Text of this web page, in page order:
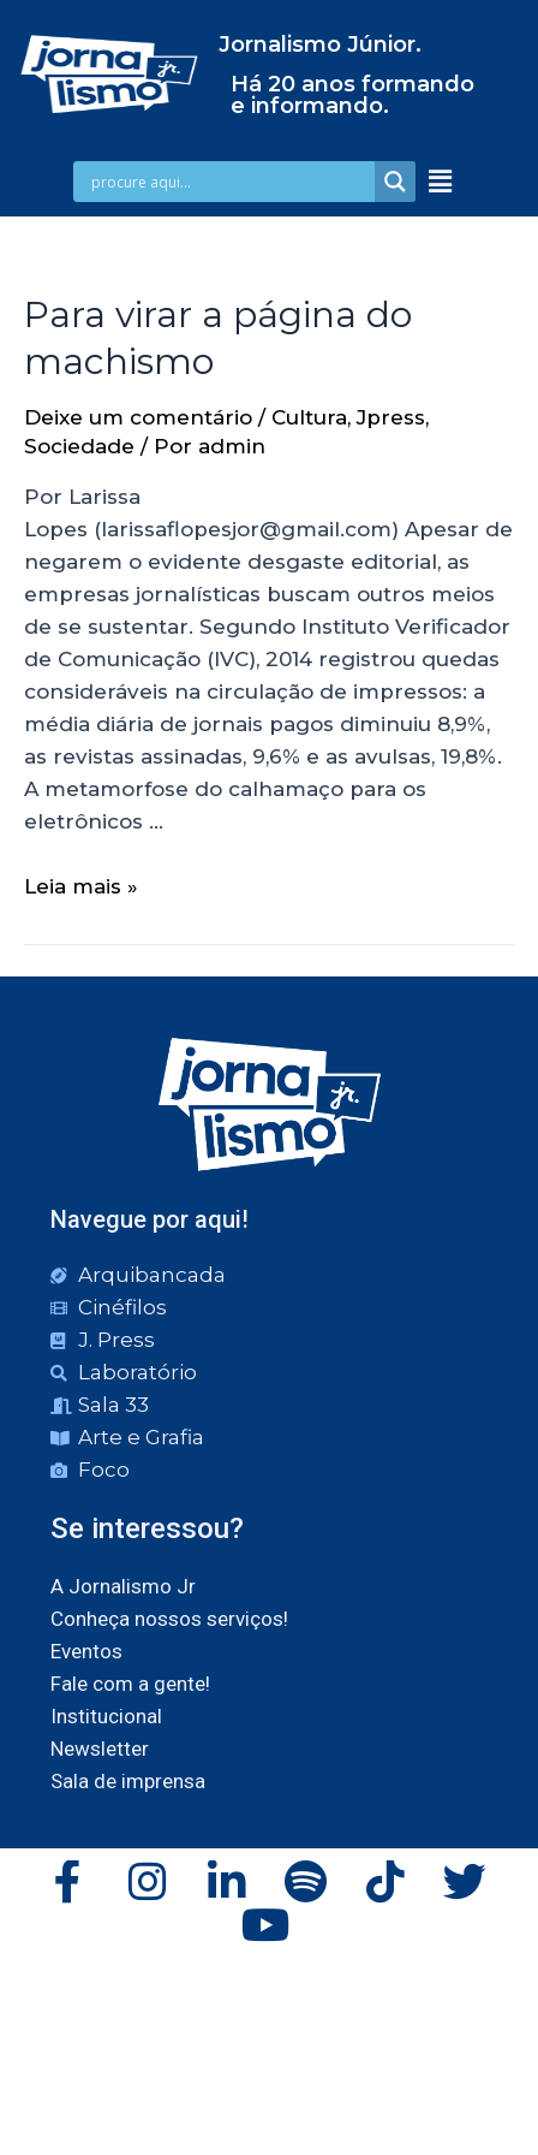
Jornalismo Júnior.
Há 20 anos formando
e informando.
Para virar a página do
machismo
Deixe um comentário / Cultura,Jpress,
Sociedade / Por admin
Por Larissa
Lopes (larissaflopesjor@gmail.com) Apesar de
negarem o evidente desgaste editorial, as
empresas jornalísticas buscam outros meios
de se sustentar. Segundo Instituto Verificador
de Comunicação (IVC), 2014 registrou quedas
consideráveis na circulação de impressos: a
média diária de jornais pagos diminuiu 8,9%,
as revistas assinadas, 9,6% e as avulsas, 19,8%.
A metamorfose do calhamaço para os
eletrônicos …
Leia mais »
Navegue por aqui!
Arquibancada
Cinéfilos
J. Press
Laboratório
Sala 33
Arte e Grafia
Foco
Se interessou?
A Jornalismo Jr
Conheça nossos serviços!
Eventos
Fale com a gente!
Institucional
Newsletter
Sala de imprensa